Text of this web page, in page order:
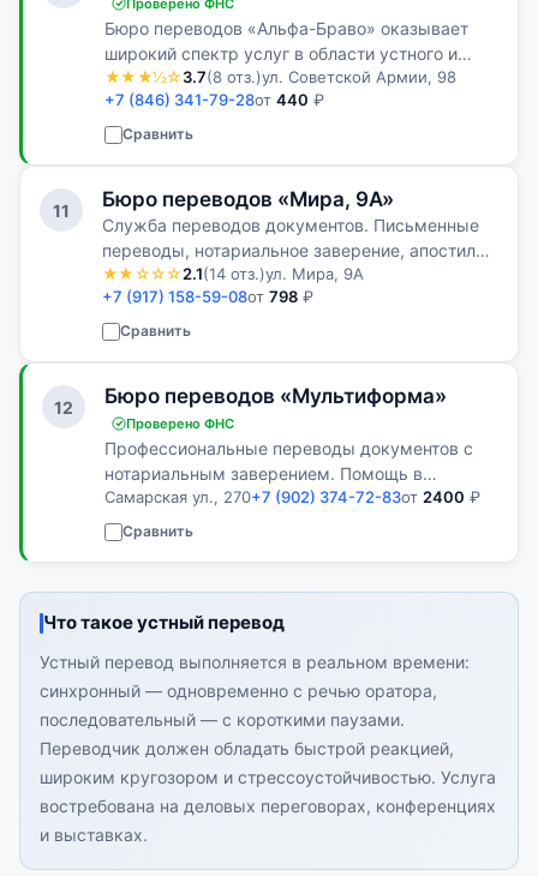
Проверено ФНС
Бюро переводов «Альфа-Браво» оказывает
широкий спектр услуг в области устного и
письменного перевода различной тематики и
сложности как для предприятий и
организаций, так и для частных лиц.
★★★½☆3.7(8 отз.)ул. Советской Армии, 98
+7 (846) 341-79-28от 440 ₽
Сравнить
11 Бюро переводов «Мира, 9А»
Служба переводов документов. Письменные
переводы, нотариальное заверение, апостиль
и подготовка документов для использования за
рубежом.
★★☆☆☆2.1(14 отз.)ул. Мира, 9А
+7 (917) 158-59-08от 798 ₽
Сравнить
12 Бюро переводов «Мультиформа»
Проверено ФНС
Профессиональные переводы документов с
нотариальным заверением. Помощь в
подготовке документов для государственных
органов, консульств и международных
Самарская ул., 270+7 (902) 374-72-83от 2400 ₽
Сравнить
Что такое устный перевод
Устный перевод выполняется в реальном времени:
синхронный — одновременно с речью оратора,
последовательный — с короткими паузами.
Переводчик должен обладать быстрой реакцией,
широким кругозором и стрессоустойчивостью. Услуга
востребована на деловых переговорах, конференциях
и выставках.